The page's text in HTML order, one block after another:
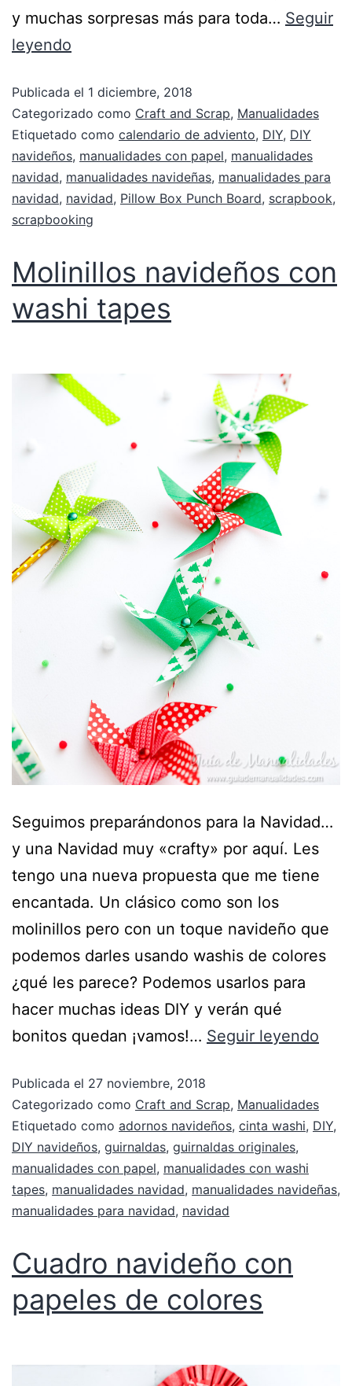
y muchas sorpresas más para toda… Seguir
leyendo
Publicada el 1 diciembre, 2018
Categorizado como Craft and Scrap, Manualidades
Etiquetado como calendario de adviento, DIY, DIY
navideños, manualidades con papel, manualidades
navidad, manualidades navideñas, manualidades para
navidad, navidad, Pillow Box Punch Board, scrapbook,
scrapbooking
Molinillos navideños con
washi tapes
Seguimos preparándonos para la Navidad…
y una Navidad muy «crafty» por aquí. Les
tengo una nueva propuesta que me tiene
encantada. Un clásico como son los
molinillos pero con un toque navideño que
podemos darles usando washis de colores
¿qué les parece? Podemos usarlos para
hacer muchas ideas DIY y verán qué
bonitos quedan ¡vamos!… Seguir leyendo
Publicada el 27 noviembre, 2018
Categorizado como Craft and Scrap, Manualidades
Etiquetado como adornos navideños, cinta washi, DIY,
DIY navideños, guirnaldas, guirnaldas originales,
manualidades con papel, manualidades con washi
tapes, manualidades navidad, manualidades navideñas,
manualidades para navidad, navidad
Cuadro navideño con
papeles de colores